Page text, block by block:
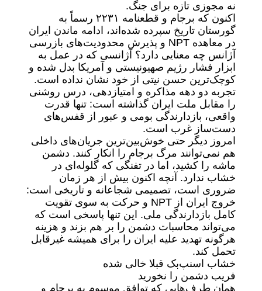
نه مجوزی تازه برای جنگ.
اکنون که برجام و قطعنامه ۲۲۳۱ رسماً به
گورستان تاریخ سپرده شده‌اند، ادامه ماندن ایران
در معاهده NPT و پذیرش محدودیت‌های بازرسی
آژانس چه معنایی دارد؟ آژانسی که در عمل به
ابزار فشار رژیم صهیونیستی و آمریکا بدل شده و
کوچک‌ترین حسن نیتی از خود نشان نداده است.
تجربه دو دهه مذاکره و امتیازدهی، درس روشنی
را مقابل ملت ایران گذاشته است: تنها قدرت
واقعی، بازدارندگی بومی و عبور از قفس‌های
دست‌ساز غرب است.
امروز دیگر حتی خوش‌بین‌ترین جریان‌های داخلی
هم نمی‌توانند مرگ برجام را انکار کنند. دشمن
ماشه را کشید، اما در تفنگی که گلوله‌ای در
خشاب ندارد. آنچه اکنون بیش از هر زمان
ضروری است، تصمیمی شجاعانه و تاریخی است:
خروج ایران از NPT و حرکت به سوی تقویت
کامل بازدارندگی ملی. این تنها پاسخی است که
می‌تواند محاسبات دشمن را بر هم بزند و هزینه
هرگونه تهدید علیه ایران را برای همیشه غیرقابل
تحمل کند.
خشاب اسنپ‌بک قبلا خالی شده
فریب دشمن را نخورید
همان طرف‌هایی که توافق موسوم به برجام و